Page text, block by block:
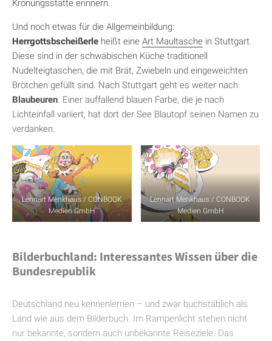
Krönungsstätte erinnern.
Und noch etwas für die Allgemeinbildung:
Herrgottsbscheißerle heißt eine Art Maultasche in Stuttgart.
Diese sind in der schwäbischen Küche traditionell
Nudelteigtaschen, die mit Brät, Zwiebeln und eingeweichten
Brötchen gefüllt sind. Nach Stuttgart geht es weiter nach
Blaubeuren. Einer auffallend blauen Farbe, die je nach
Lichteinfall variiert, hat dort der See Blautopf seinen Namen zu
verdanken.
Lennart Menkhaus / CONBOOK
Medien GmbH
Lennart Menkhaus / CONBOOK
Medien GmbH
Bilderbuchland: Interessantes Wissen über die
Bundesrepublik
Deutschland neu kennenlernen – und zwar buchstäblich als
Land wie aus dem Bilderbuch. Im Rampenlicht stehen nicht
nur bekannte, sondern auch unbekannte Reiseziele. Das